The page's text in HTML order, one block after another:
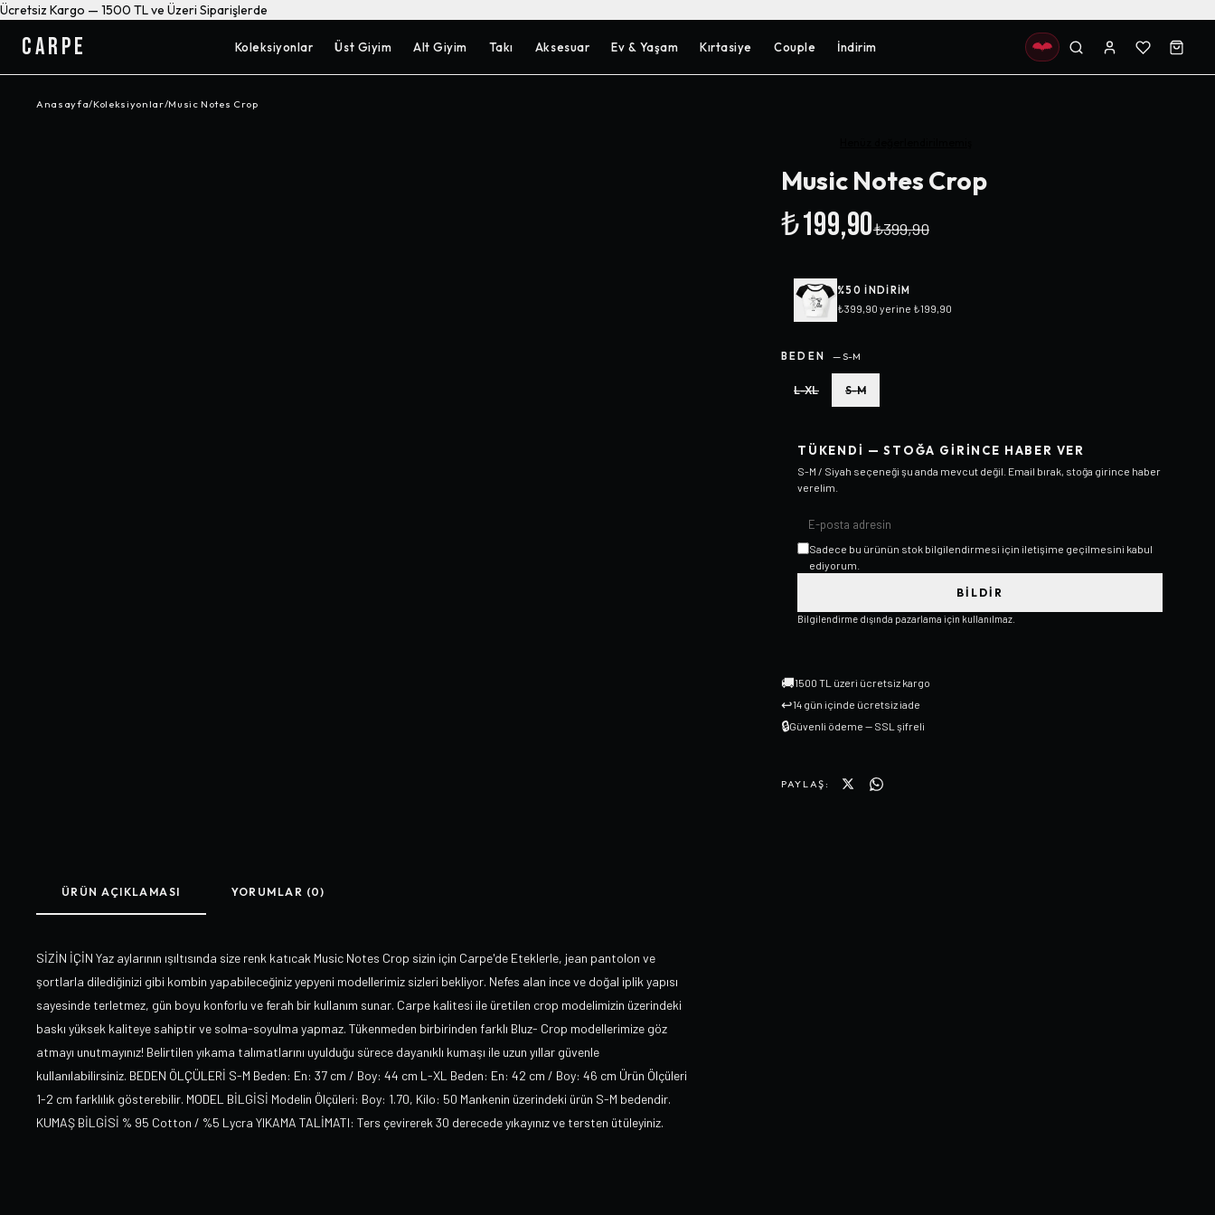
Ücretsiz Kargo — 1500 TL ve Üzeri Siparişlerde
CARPE Koleksiyonlar Üst Giyim Alt Giyim Takı Aksesuar Ev & Yaşam Kırtasiye Couple İndirim
Anasayfa/Koleksiyonlar/Music Notes Crop
Music Notes Crop
₺199,90₺399,90
%50 INDIRIM
₺399,90 yerine ₺199,90
BEDEN —S-M
L-XL S-M
TÜKENDI — STOĞA GIRINCE HABER VER
S-M / Siyah seçeneği şu anda mevcut değil. Email bırak, stoğa girince haber
verelim.
Sadece bu ürünün stok bilgilendirmesi için iletişime geçilmesini kabul
ediyorum.
BILDIR
Bilgilendirme dışında pazarlama için kullanılmaz.
🚚1500 TL üzeri ücretsiz kargo
↩14 gün içinde ücretsiz iade
🔒Güvenli ödeme — SSL şifreli
PAYLAŞ:
ÜRÜN AÇIKLAMASI YORUMLAR (0)
SİZİN İÇİN Yaz aylarının ışıltısında size renk katıcak Music Notes Crop sizin için Carpe'de Eteklerle, jean pantolon ve
şortlarla dilediğinizi gibi kombin yapabileceğiniz yepyeni modellerimiz sizleri bekliyor. Nefes alan ince ve doğal iplik yapısı
sayesinde terletmez, gün boyu konforlu ve ferah bir kullanım sunar. Carpe kalitesi ile üretilen crop modelimizin üzerindeki
baskı yüksek kaliteye sahiptir ve solma-soyulma yapmaz. Tükenmeden birbirinden farklı Bluz- Crop modellerimize göz
atmayı unutmayınız! Belirtilen yıkama talımatlarını uyulduğu sürece dayanıklı kumaşı ile uzun yıllar güvenle
kullanılabilirsiniz. BEDEN ÖLÇÜLERİ S-M Beden: En: 37 cm / Boy: 44 cm L-XL Beden: En: 42 cm / Boy: 46 cm Ürün Ölçüleri
1-2 cm farklılık gösterebilir. MODEL BİLGİSİ Modelin Ölçüleri: Boy: 1.70, Kilo: 50 Mankenin üzerindeki ürün S-M bedendir.
KUMAŞ BİLGİSİ % 95 Cotton / %5 Lycra YIKAMA TALİMATI: Ters çevirerek 30 derecede yıkayınız ve tersten ütüleyiniz.